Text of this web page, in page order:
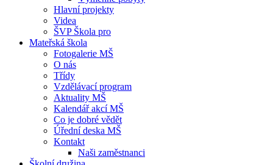
Hlavní projekty
Videa
ŠVP Škola pro
Mateřská škola
Fotogalerie MŠ
O nás
Třídy
Vzdělávací program
Aktuality MŠ
Kalendář akcí MŠ
Co je dobré vědět
Úřední deska MŠ
Kontakt
Naši zaměstnanci